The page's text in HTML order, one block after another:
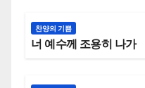
찬양의 기쁨
너 예수께 조용히 나가